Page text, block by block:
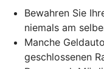
Bewahren Sie
niemals am
Manche
geschlossenen